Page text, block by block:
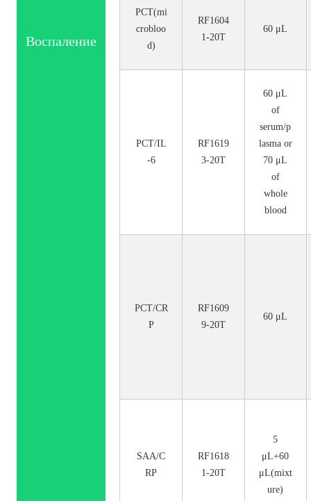
Воспаление
PCT(mi
crobloo
d)
RF1604
1-20T
60 μL
PCT/IL
-6
RF1619
3-20T
60 μL
of
serum/p
lasma or
70 μL
of
whole
blood
PCT/CR
P
RF1609
9-20T
60 μL
SAA/C
RP
RF1618
1-20T
5
μL+60
μL(mixt
ure)